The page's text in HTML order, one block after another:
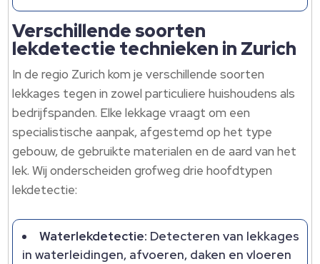
Verschillende soorten
lekdetectie technieken in Zurich
In de regio Zurich kom je verschillende soorten
lekkages tegen in zowel particuliere huishoudens als
bedrijfspanden.​ Elke lekkage vraagt om een
specialistische aanpak, afgestemd op het type
gebouw, de gebruikte materialen en de aard van het
lek.​ Wij onderscheiden grofweg drie hoofdtypen
lekdetectie:
Waterlekdetectie: Detecteren van lekkages
in waterleidingen, afvoeren, daken en vloeren